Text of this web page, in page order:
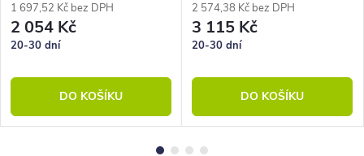
1 697,52 Kč bez DPH
2 054 Kč
20-30 dní
DO KOŠÍKU
2 574,38 Kč bez DPH
3 115 Kč
20-30 dní
DO KOŠÍKU